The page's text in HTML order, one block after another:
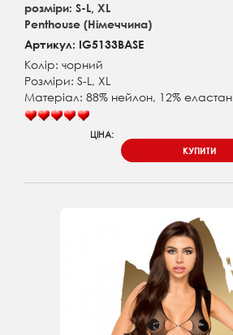
розміри: S-L, XL
Penthouse (Німеччина)
Артикул: IG5133BASE
Колір: чорний
Розміри: S-L, XL
Матеріал: 88% нейлон, 12% еластан
ЦІНА:
КУПИТИ